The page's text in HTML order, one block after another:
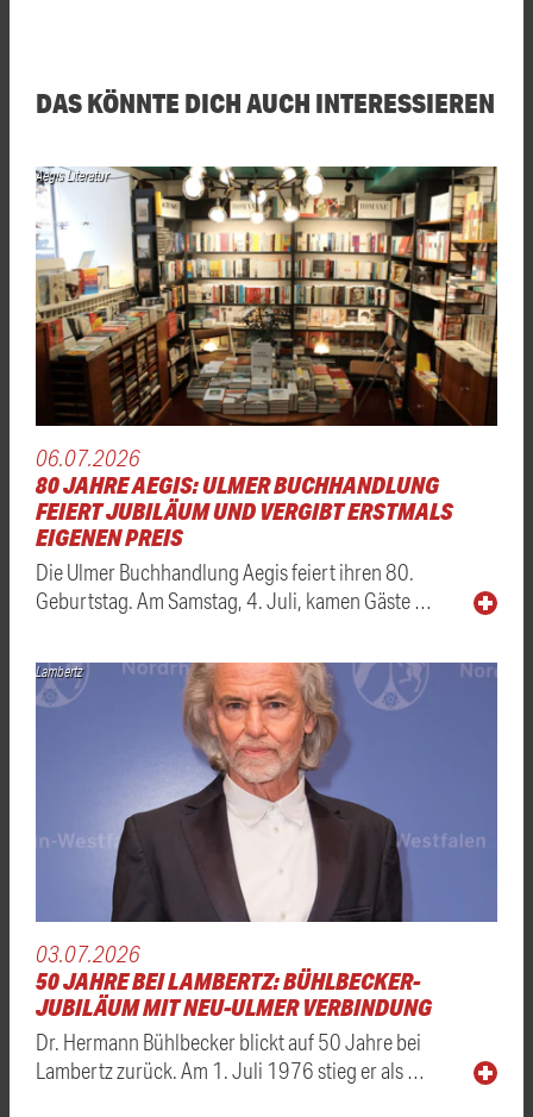
DAS KÖNNTE DICH AUCH INTERESSIEREN
Aegis Literatur
06.07.2026
80 JAHRE AEGIS: ULMER BUCHHANDLUNG
FEIERT JUBILÄUM UND VERGIBT ERSTMALS
EIGENEN PREIS
Die Ulmer Buchhandlung Aegis feiert ihren 80.
Geburtstag. Am Samstag, 4. Juli, kamen Gäste …
Lambertz
03.07.2026
50 JAHRE BEI LAMBERTZ: BÜHLBECKER-
JUBILÄUM MIT NEU-ULMER VERBINDUNG
Dr. Hermann Bühlbecker blickt auf 50 Jahre bei
Lambertz zurück. Am 1. Juli 1976 stieg er als …